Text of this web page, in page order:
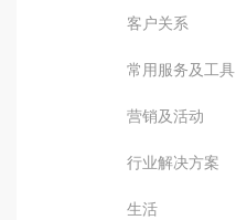
客户关系
常用服务及工具
营销及活动
行业解决方案
生活